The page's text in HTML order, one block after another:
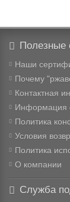
Полезные
Наши
Почему
Контактная
Информация
Политика
Условия
Политика
О компании
Служба